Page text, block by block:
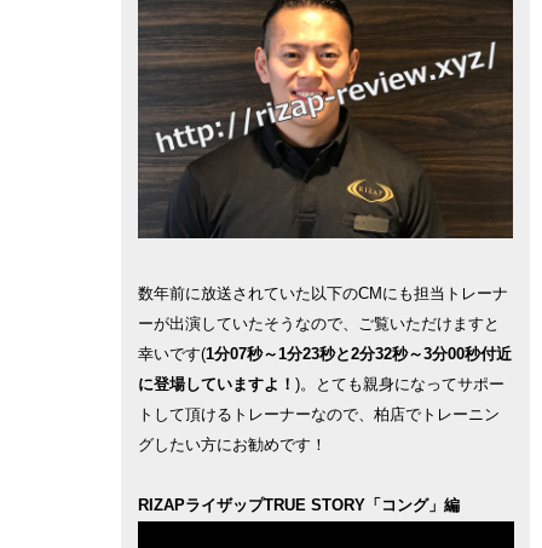
数年前に放送されていた以下のCMにも担当トレーナ
ーが出演していたそうなので、ご覧いただけますと
幸いです(1分07秒～1分23秒と2分32秒～3分00秒付近
に登場していますよ！ )。とても親身になってサポー
トして頂けるトレーナーなので、柏店でトレーニン
グしたい方にお勧めです！
RIZAPライザップTRUE STORY「コング」編